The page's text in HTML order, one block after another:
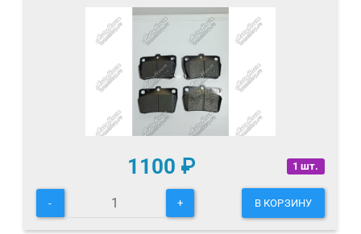
1 шт.
1100 ₽
- + В КОРЗИНУ